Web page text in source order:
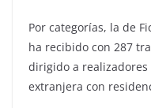
Por categorías, la de
ha recibido con 287
dirigido a
extranjera con